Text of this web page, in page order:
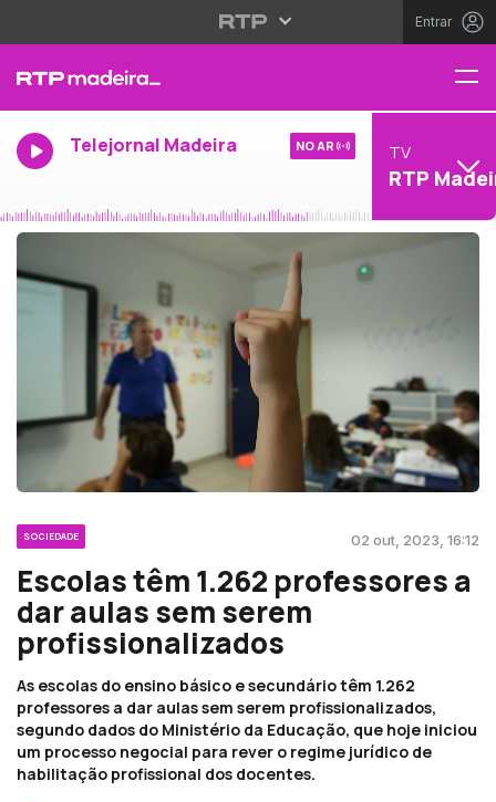
Entrar
Telejornal Madeira NO AR TV
RTP
SOCIEDADE 02 out, 2023, 16:12
Escolas têm 1.262 professores a
dar aulas sem serem
profissionalizados
As escolas do ensino básico e secundário têm 1.262
professores a dar aulas sem serem profissionalizados,
segundo dados do Ministério da Educação, que hoje iniciou
um processo negocial para rever o regime jurídico de
habilitação profissional dos docentes.